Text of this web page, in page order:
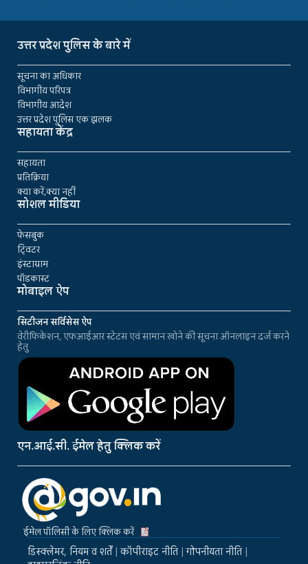
उत्तर प्रदेश पुलिस के बारे में
सूचना का अधिकार
विभागीय परिपत्र
विभागीय आदेश
उत्तर प्रदेश पुलिस एक झलक
सहायता केंद्र
सहायता
प्रतिक्रिया
क्या करें,क्या नहीं
सोशल मीडिया
फेसबुक
ट्विटर
इंस्टाग्राम
पॉडकास्ट
मोबाइल ऐप
सिटीजन सर्विसेस ऐप
वेरीफिकेशन, एफआईआर स्टेटस एवं सामान खोने की सूचना ऑनलाइन दर्ज करने
हेतु
एन.आई.सी. ईमेल हेतु क्लिक करें
ईमेल पॉलिसी के लिए क्लिक करें
डिस्क्लेमर, नियम व शर्तें|कॉपीराइट नीति|गोपनीयता नीति|